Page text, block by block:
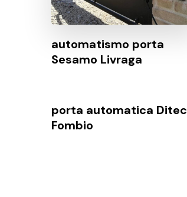
automatismo porta
Sesamo Livraga
porta automatica Ditec
Fombio